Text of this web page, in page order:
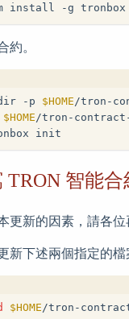
install -g tronbox
。
-p $HOME/tron-
$HOME/tron-
init
TRON 智能合
更新的因素，請各位
新下述兩個指定的檔
$HOME/tron-